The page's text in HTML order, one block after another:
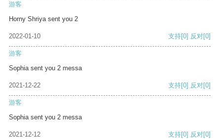
游客
Horny Shriya sent you 2
2022-01-10 支持[0] 反对[0]
游客
Sophia sent you 2 messa
2021-12-22 支持[0] 反对[0]
游客
Sophia sent you 2 messa
2021-12-12 支持[0] 反对[0]